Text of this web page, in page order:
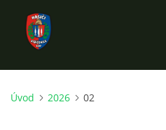
ÚVOD
Úvod 2026 02